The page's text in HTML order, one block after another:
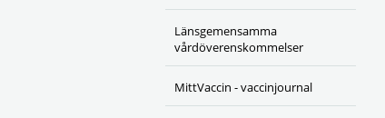
Länsgemensamma
vårdöverenskommelser
MittVaccin - vaccinjournal